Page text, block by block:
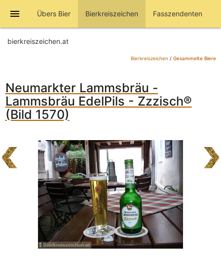
menu Übers Bier Bierkreiszeichen Fasszendenten
bierkreiszeichen.at
Bierkreiszeichen / Gesammelte Biere
Neumarkter Lammsbräu -
Lammsbräu EdelPils - Zzzisch®
(Bild 1570)